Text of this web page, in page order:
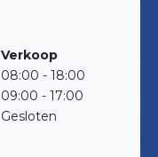
Verkoop
08:00 - 18:00
09:00 - 17:00
Gesloten